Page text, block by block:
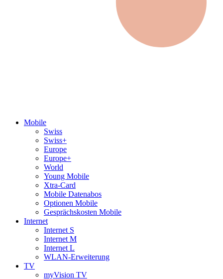
Mobile
Swiss
Swiss+
Europe
Europe+
World
Young Mobile
Xtra-Card
Mobile Datenabos
Optionen Mobile
Gesprächskosten Mobile
Internet
Internet S
Internet M
Internet L
WLAN-Erweiterung
TV
myVision TV